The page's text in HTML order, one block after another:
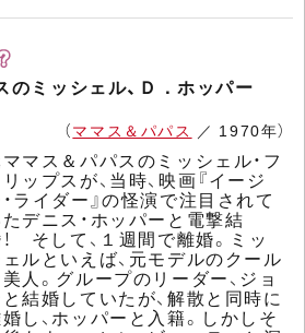
のミッシェル、Ｄ．ホッパー
（ママス＆パパス ／ 1970年）
マス＆パパスのミッシェル・フ
ップスが、当時、映画『イージ
ライダー』の怪演で注目されて
デニス・ホッパーと電撃結
そして、１週間で離婚。ミッ
ルといえば、元モデルのクール
人。グループのリーダー、ジョ
結婚していたが、解散と同時に
し、ホッパーと入籍。しかしそ